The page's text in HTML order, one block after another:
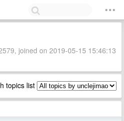
joined on 2019-05-15 15:46:13
topics list